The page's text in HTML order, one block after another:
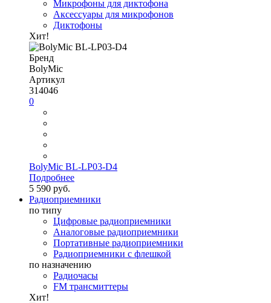
Микрофоны для диктофона
Аксессуары для микрофонов
Диктофоны
Хит!
Бренд
BolyMic
Артикул
314046
0
BolyMic BL-LP03-D4
Подробнее
5 590 руб.
Радиоприемники
по типу
Цифровые радиоприемники
Аналоговые радиоприемники
Портативные радиоприемники
Радиоприемники с флешкой
по назначению
Радиочасы
FM трансмиттеры
Хит!